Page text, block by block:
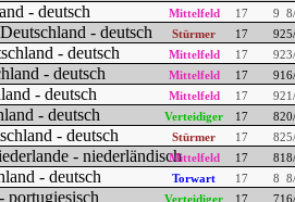
Mittelfeld 17 9
Stürmer 17 9
Mittelfeld 17 9
Mittelfeld 17 9
Mittelfeld 17 9
Verteidiger 17 8
Stürmer 17 8
Mittelfeld 17 8
Torwart 17 8
Verteidiger 17 7